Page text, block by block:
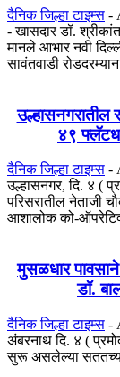
दैनिक जिल्हा टाइम्स -
- खासदार डॉ.
मानले आभार नवी
सावंतवाडी
उल्हासनगरातील
४९
दैनिक जिल्हा टाइम्स -
उल्हासनगर, दि. ४ (
परिसरातील नेताजी
आशालोक को-
मुसळधार
डॉ.
दैनिक जिल्हा टाइम्स -
अंबरनाथ दि. ४ (
सुरू असलेल्या